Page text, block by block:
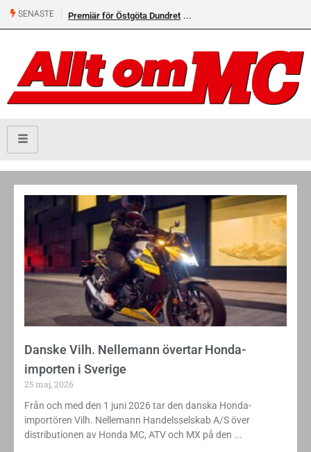
SENASTE Premiär för Östgöta Dundret
Danske Vilh. Nellemann övertar Honda-
importen i Sverige
25 maj, 2026
Från och med den 1 juni 2026 tar den danska Honda-
importören Vilh. Nellemann Handelsselskab A/S över
distributionen av Honda MC, ATV och MX på den